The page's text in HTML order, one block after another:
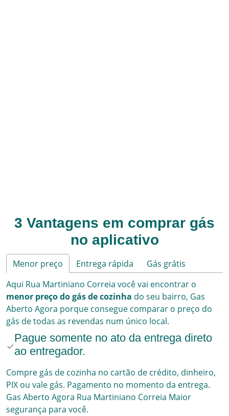
3 Vantagens em comprar gás
no aplicativo
Menor preço Entrega rápida
Gás grátis
Aqui Rua Martiniano Correia você vai encontrar o
menor preço do gás de cozinha do seu bairro, Gas
Aberto Agora porque consegue comparar o preço do
gás de todas as revendas num único local.
Pague somente no ato da entrega direto
ao entregador.
Compre gás de cozinha no cartão de crédito, dinheiro,
PIX ou vale gás. Pagamento no momento da entrega.
Gas Aberto Agora Rua Martiniano Correia Maior
segurança para você.